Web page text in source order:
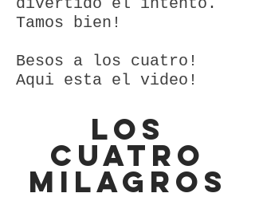
Tamos bien!
Besos a los cuatro!
Aqui esta el video!
LOS
CUATRO
MILAGROs